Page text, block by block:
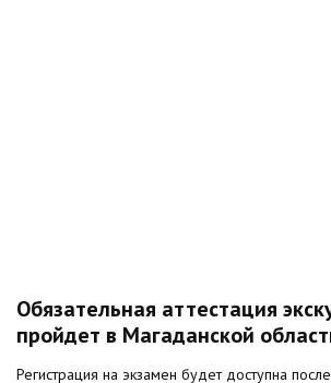
Обязательная аттестация
пройдет в Магаданской
Регистрация на экзамен будет доступна